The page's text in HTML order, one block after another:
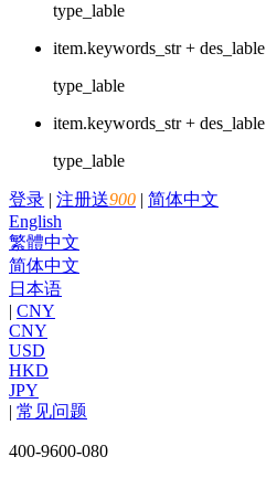
type_lable
item.keywords_str + des_lable
type_lable
item.keywords_str + des_lable
type_lable
登录 | 注册送900 | 简体中文
English
繁體中文
简体中文
日本语
| CNY
CNY
USD
HKD
JPY
| 常见问题
400-9600-080